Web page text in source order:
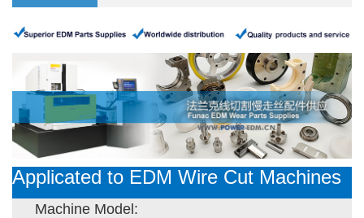
Applicated to EDM Wire Cut Machines
Machine Model: